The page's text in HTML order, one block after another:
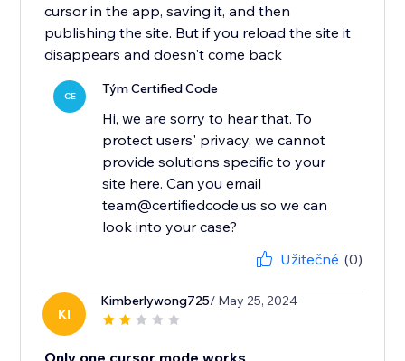
cursor in the app, saving it, and then
publishing the site. But if you reload the site it
disappears and doesn't come back
CE Tým Certified Code
Hi, we are sorry to hear that. To
protect users' privacy, we cannot
provide solutions specific to your
site here. Can you email
team@certifiedcode.us so we can
look into your case?
Užitečné (0)
KI
Kimberlywong725/ May 25, 2024